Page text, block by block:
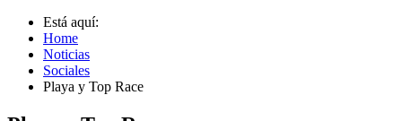
Está aquí:
Home
Noticias
Sociales
Playa y Top Race